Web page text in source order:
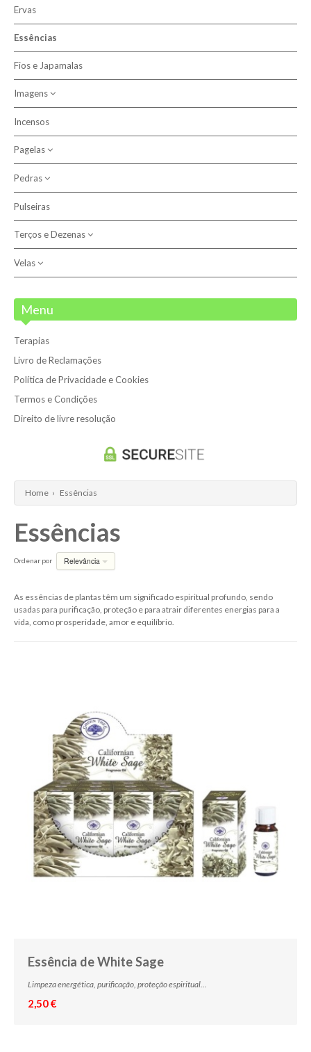
Ervas
Essências
Fios e Japamalas
Imagens
Católicas
Outras
Incensos
Pagelas
Anjo do Signo
Santos
Pedras
Outros
Pedras
Pulseiras
Pulseiras
Terços e Dezenas
Dezenas
Velas
Velas 7 Dias
Velões
Menu
Terapias
Livro de Reclamações
Política de Privacidade e Cookies
Termos e Condições
Direito de livre resolução
Home › Essências
Essências
Ordenar por Relevância
As essências de plantas têm um significado espiritual profundo, sendo
usadas para purificação, proteção e para atrair diferentes energias para a
vida, como prosperidade, amor e equilíbrio.
Essência de White Sage
Limpeza energética, purificação, proteção espiritual...
2,50 €